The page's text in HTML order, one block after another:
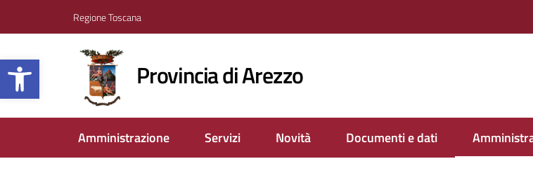
Apri la barra degli strumenti
Regione Toscana
Provincia di Arezzo
Amministrazione Servizi Novità Documenti e dati